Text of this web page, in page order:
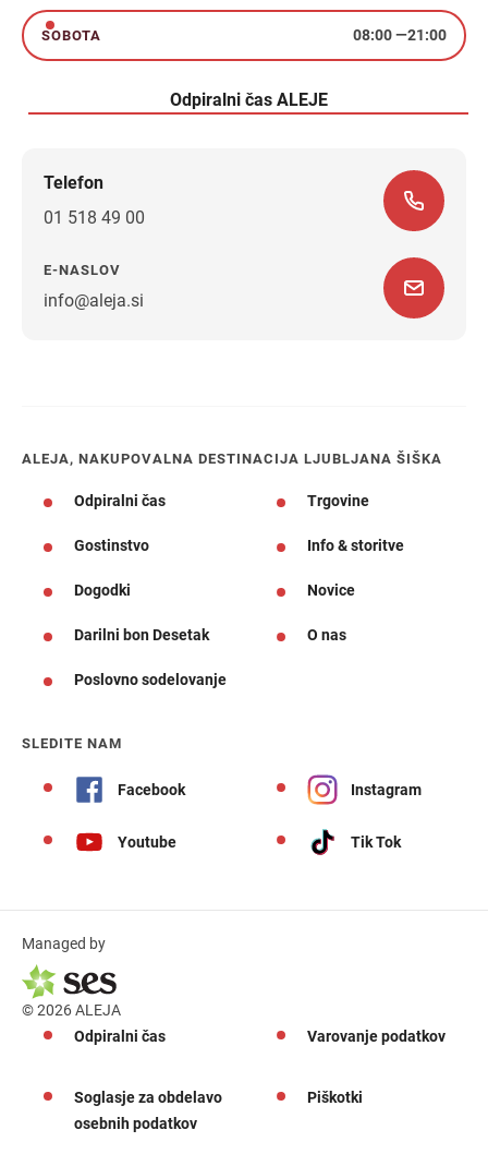
sobota
SOBOTA 08:00—21:00
Odpiralni čas ALEJE
Telefon
01 518 49 00
E-NASLOV
info@aleja.si
ALEJA, NAKUPOVALNA DESTINACIJA LJUBLJANA ŠIŠKA
Odpiralni čas Trgovine
Gostinstvo Info & storitve
Dogodki Novice
Darilni bon Desetak O nas
Poslovno sodelovanje
SLEDITE NAM
Facebook Instagram
Youtube Tik Tok
Managed by
© 2026 ALEJA
Odpiralni čas
Varovanje podatkov
Soglasje za obdelavo
osebnih podatkov
Piškotki